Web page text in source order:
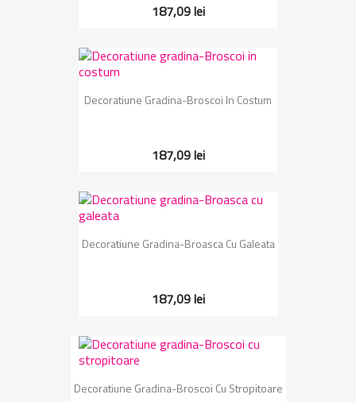
187,09 lei
Decoratiune Gradina-Broscoi In Costum
187,09 lei
Decoratiune Gradina-Broasca Cu Galeata
187,09 lei
Decoratiune Gradina-Broscoi Cu Stropitoare